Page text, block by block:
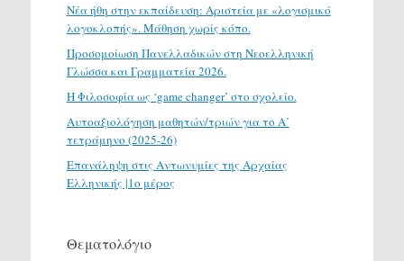
Νέα ήθη στην εκπαίδευση: Αριστεία με «λογισμικό
λογοκλοπής». Μάθηση χωρίς κόπο.
Προσομοίωση Πανελλαδικών στη Νεοελληνική
Γλώσσα και Γραμματεία 2026.
H Φιλοσοφία ως ‘game changer’ στο σχολείο.
Αυτοαξιολόγηση μαθητών/τριών για το Α΄
τετράμηνο (2025-26)
Επανάληψη στις Αντωνυμίες της Αρχαίας
Ελληνικής |1ο μέρος
Θεματολόγιο